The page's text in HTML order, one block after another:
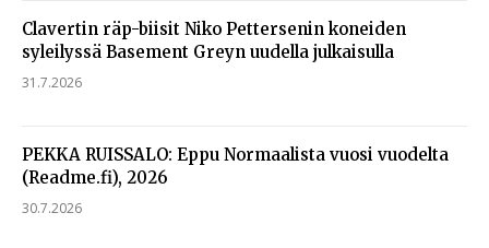
Clavertin räp-biisit Niko Pettersenin koneiden
syleilyssä Basement Greyn uudella julkaisulla
31.7.2026
PEKKA RUISSALO: Eppu Normaalista vuosi vuodelta
(Readme.fi), 2026
30.7.2026